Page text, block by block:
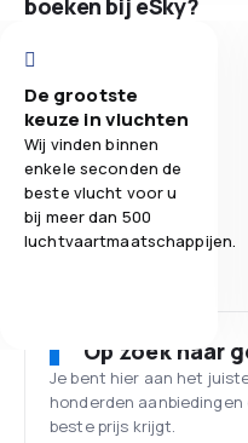
De grootste
keuze in vluchten
Wij vinden binnen
enkele seconden de
beste vlucht voor u
bij meer dan 500
luchtvaartmaatschappijen.
Op zoek naar
Je bent hier aan het
honderden
beste prijs krijgt.